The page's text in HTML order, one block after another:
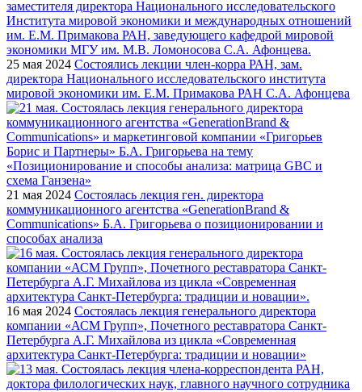
25 мая 2024 Состоялись лекции член-корра РАН, зам.
директора Национального исследовательского института
мировой экономики им. Е.М. Примакова РАН С.А. Афонцева
21 мая 2024 Состоялась лекция ген. директора
коммуникационного агентства «GenerationBrand &
Communications» Б.А. Григорьева о позиционировании и
способах анализа
16 мая 2024 Состоялась лекция генерального директора
компании «АСМ Групп», Почетного реставратора Санкт-
Петербурга А.Г. Михайлова из цикла «Современная
архитектура Санкт-Петербурга: традиции и новации»